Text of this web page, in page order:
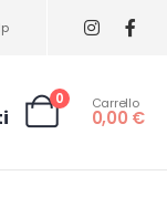
0 Carrello
0,00 €